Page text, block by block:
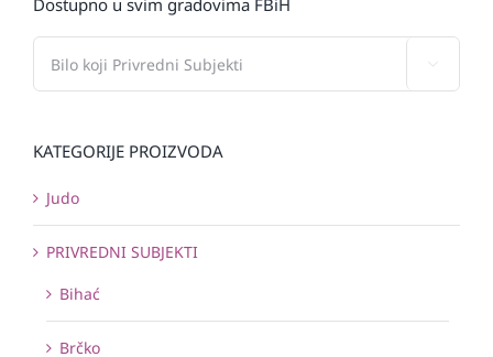
Dostupno u svim gradovima FBiH
KATEGORIJE PROIZVODA
Judo
PRIVREDNI SUBJEKTI
Bihać
Brčko